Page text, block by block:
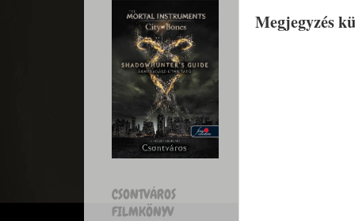
Megjegyzés
CSONTVÁROS
FILMKÖNYV